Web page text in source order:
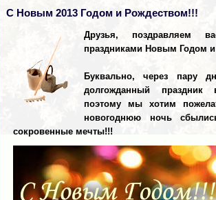
С Новым 2013 Годом и Рождеством!!!
Друзья, поздравляем
праздниками Новым Годом
Буквально, через пару
долгожданный
поэтому мы хотим
новогоднюю ночь
сокровенные мечты!!!